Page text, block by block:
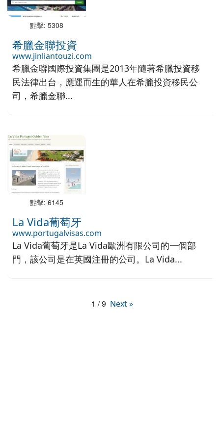
點擊: 5308
希臘金聯投資
www.jinliantouzi.com
希臘金聯國際投資集團是2013年隨著希臘投資移
民法律出台，應運而生的華人在希臘投資移民公
司，希臘金聯...
點擊: 6145
La Vida葡萄牙
www.portugalvisas.com
La Vida葡萄牙是La Vida歐洲有限公司的一個部
門，該公司是在英國注冊的公司。La Vida...
1 / 9 Next »